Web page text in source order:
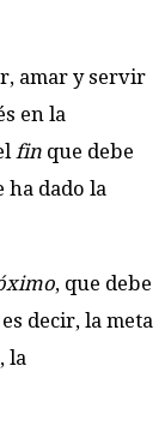
amar y servir
en la
fin que debe
ha dado la
, que debe
es decir, la meta
la